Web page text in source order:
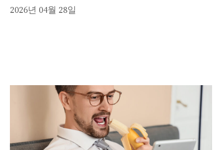
2026년 04월 28일